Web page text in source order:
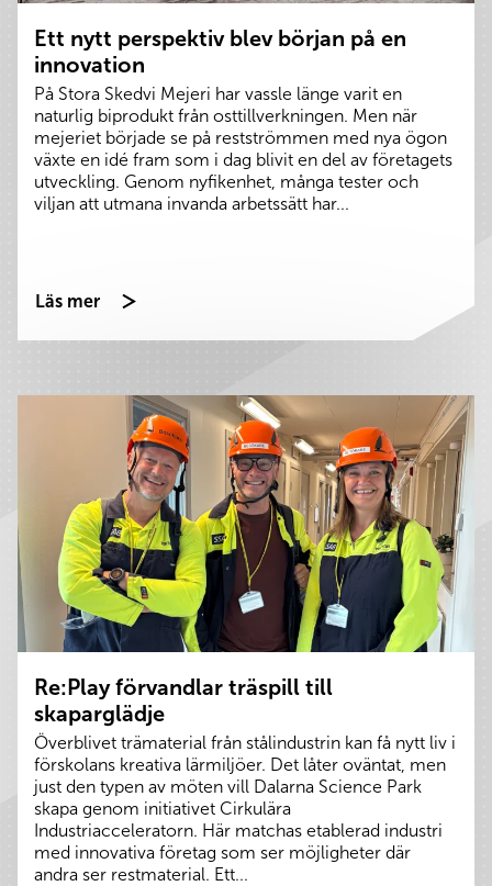
Ett nytt perspektiv blev början på en
innovation
På Stora Skedvi Mejeri har vassle länge varit en
naturlig biprodukt från osttillverkningen. Men när
mejeriet började se på restströmmen med nya ögon
växte en idé fram som i dag blivit en del av företagets
utveckling. Genom nyfikenhet, många tester och
viljan att utmana invanda arbetssätt har...
Läs mer
Re:Play förvandlar träspill till
skaparglädje
Överblivet trämaterial från stålindustrin kan få nytt liv i
förskolans kreativa lärmiljöer. Det låter oväntat, men
just den typen av möten vill Dalarna Science Park
skapa genom initiativet Cirkulära
Industriacceleratorn. Här matchas etablerad industri
med innovativa företag som ser möjligheter där
andra ser restmaterial. Ett...